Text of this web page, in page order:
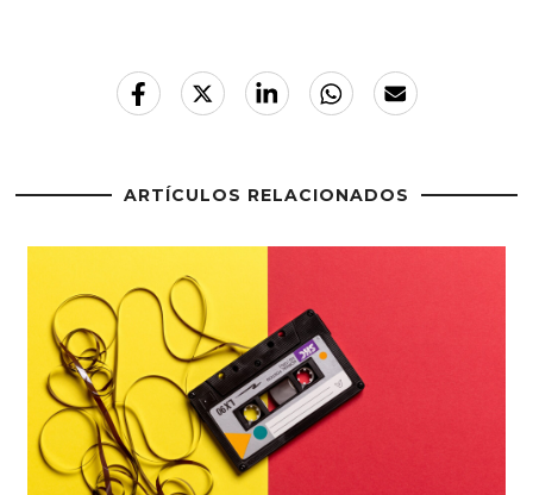
ARTÍCULOS RELACIONADOS